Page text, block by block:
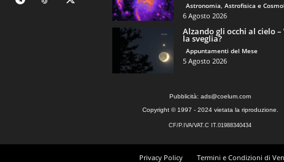
Astronomia, Astrofisica e
6 Agosto 2026
Alzando gli occhi al cielo –
la sveglia?
Appuntamenti del Mese
5 Agosto 2026
Pubblicità: ads@coelum.com
Copyright © 1997 - 2024 vietata la riproduzione.
CF/P.IVA/VAT.C IT.01988340434
Privacy Policy Termini e Condizioni di